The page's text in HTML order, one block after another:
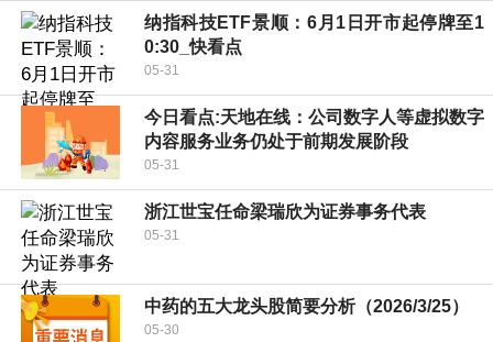
纳指科技ETF景顺：6月1日开市起停牌至1
0:30_快看点
05-31
今日看点:天地在线：公司数字人等虚拟数字
内容服务业务仍处于前期发展阶段
05-31
浙江世宝任命梁瑞欣为证券事务代表
05-31
中药的五大龙头股简要分析（2026/3/25）
05-30